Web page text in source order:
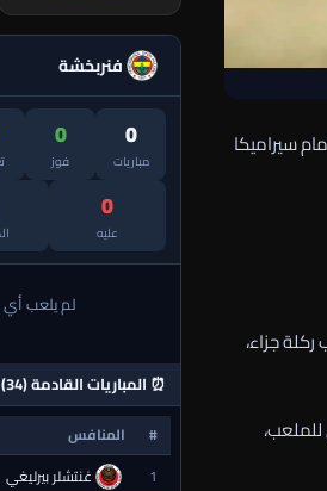
سيراميكا
جزاء،
فنربخشة
0
مباريات
0
فوز
0
عليه
لم يلعب أي
⏰ المباريات القادمة (34)
# المنافس
1
غنتشلر بيرليغي